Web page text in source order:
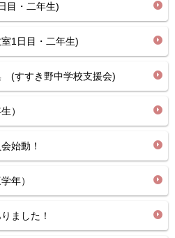
目・二年生)
1日目・二年生)
(すすき野中学校支援会)
）
始動！
年）
ました！